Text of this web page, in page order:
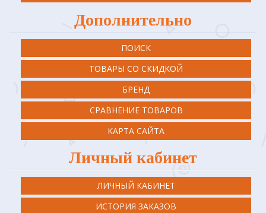
Дополнительно
ПОИСК
ТОВАРЫ СО СКИДКОЙ
БРЕНД
СРАВНЕНИЕ ТОВАРОВ
КАРТА САЙТА
Личный кабинет
ЛИЧНЫЙ КАБИНЕТ
ИСТОРИЯ ЗАКАЗОВ